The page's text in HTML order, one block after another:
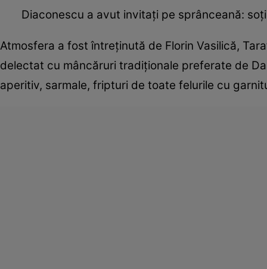
Diaconescu a avut invitaţi pe sprânceană:
Atmosfera a fost întreţinută de Florin Vasilică,
delectat cu mâncăruri tradiţionale preferate de
aperitiv, sarmale, fripturi de toate felurile cu